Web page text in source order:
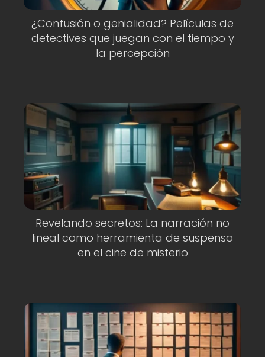
¿Confusión o genialidad? Películas de
detectives que juegan con el tiempo y
la percepción
Revelando secretos: La narración no
lineal como herramienta de suspenso
en el cine de misterio